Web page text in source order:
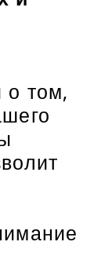
о том,